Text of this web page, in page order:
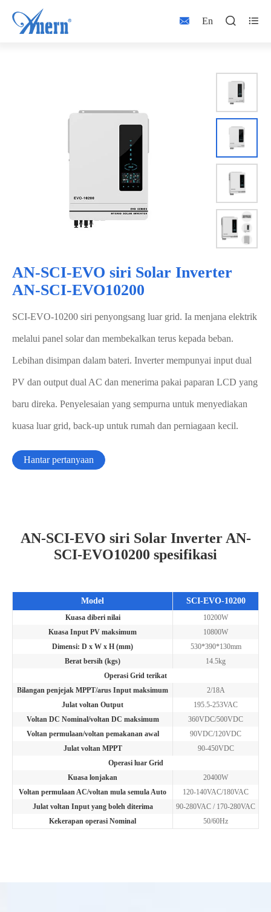
 En  
AN-SCI-EVO siri Solar Inverter
AN-SCI-EVO10200
SCI-EVO-10200 siri penyongsang luar grid. Ia menjana elektrik
melalui panel solar dan membekalkan terus kepada beban.
Lebihan disimpan dalam bateri. Inverter mempunyai input dual
PV dan output dual AC dan menerima pakai paparan LCD yang
baru direka. Penyelesaian yang sempurna untuk menyediakan
kuasa luar grid, back-up untuk rumah dan perniagaan kecil.
Hantar pertanyaan
AN-SCI-EVO siri Solar Inverter AN-
SCI-EVO10200 spesifikasi
Model SCI-EVO-10200
Kuasa diberi nilai
10200W
Kuasa Input PV maksimum
10800W
Dimensi: D x W x H (mm)
530*390*130mm
Berat bersih (kgs)
14.5kg
Operasi Grid terikat
Bilangan penjejak MPPT/arus Input maksimum
2/18A
Julat voltan Output
195.5-253VAC
Voltan DC Nominal/voltan DC maksimum
360VDC/500VDC
Voltan permulaan/voltan pemakanan awal
90VDC/120VDC
Julat voltan MPPT
90-450VDC
Operasi luar Grid
Kuasa lonjakan
20400W
Voltan permulaan AC/voltan mula semula Auto
120-140VAC/180VAC
Julat voltan Input yang boleh diterima
90-280VAC / 170-280VAC
Kekerapan operasi Nominal
50/60Hz